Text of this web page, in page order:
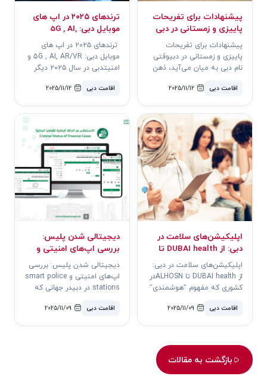
پیشنهادات برای تفریحات
پاییزی و زمستانی در دبی
پیشنهادات برای تفریحات
پاییزی و زمستانی در دبیوقتی
نام دبی به میان می‌آید، ذهن
برج‌ه..
اقامت دبی 2025/11/12
ترندهای ۲۰۲۵ در اپ های
موبایل دبی: 5G , AI,
AR/VR و امنیت
ترندهای ۲۰۲۵ در اپ های
موبایل دبی: 5G , AI, AR/VR و
امنیتدبی در سال ۲۰۲۵ دیگر
یک آزم..
اقامت دبی 2025/11/12
اپلیکیشن‌های سلامت در
دبی: از DUBAI health تا
ALHOSN
اپلیکیشن‌های سلامت در دبی:
از DUBAI health تا ALHOSNدر
کشوری که مفهوم “هوشمندی”
جدایی..
اقامت دبی 2025/11/09
دیجیتالی شدن پلیس:
بررسی اپ‌های امنیتی و
دبی
دیجیتالی شدن پلیس: بررسی
اپ‌های امنیتی و smart police
stations در دبیدر جهانی که
مرزهای ت..
اقامت دبی 2025/11/09
بازگشت به مقالات